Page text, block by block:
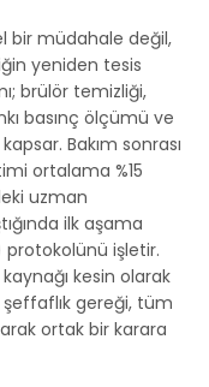
bir müdahale değil,
yeniden tesis
brülör temizliği,
basınç ölçümü ve
Bakım sonrası
ortalama %15
uzman
ilk aşama
protokolünü işletir.
kesin olarak
gereği, tüm
ortak bir karara